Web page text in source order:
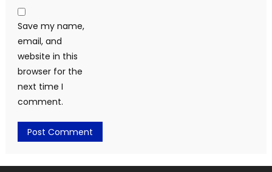
Save my name,
email, and
website in this
browser for the
next time I
comment.